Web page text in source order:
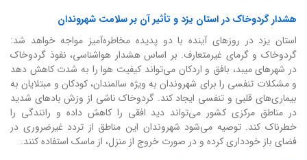
هشدار گردوخاک در استان یزد و تأثیر آن بر سلامت شهروندان
استان یزد در روزهای آینده با دو پدیده مخاطره‌آمیز مواجه خواهد شد:
گردوخاک و گرمای غیرمتعارف. بر اساس هشدار هواشناسی، نفوذ گردوخاک
در شهرهای میبد، بافق و اردکان می‌تواند کیفیت هوا را به شدت کاهش دهد
و مشکلات تنفسی را برای شهروندان به ویژه سالمندان، کودکان و مبتلایان به
بیماری‌های قلبی و تنفسی ایجاد کند. گردوخاک ناشی از وزش بادهای شدید
در مناطق مرکزی کشور می‌تواند دید افقی را کاهش داده و رانندگی را
خطرناک کند. توصیه می‌شود شهروندان این مناطق از تردد غیرضروری در
فضای باز خودداری کرده و در صورت خروج از منزل، از ماسک استفاده کنند.